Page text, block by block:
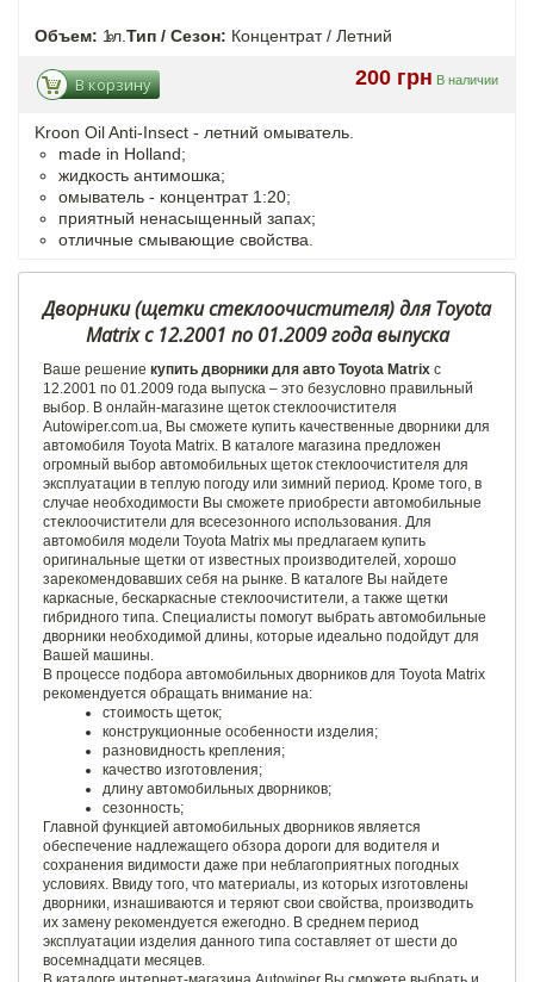
Объем: 1л. Тип / Сезон: Концентрат / Летний
200 грн В наличии
В корзину
Kroon Oil Anti-Insect - летний омыватель.
made in Holland;
жидкость антимошка;
омыватель - концентрат 1:20;
приятный ненасыщенный запах;
отличные смывающие свойства.
Дворники (щетки стеклоочистителя) для Toyota
Matrix c 12.2001 по 01.2009 года выпуска
Ваше решение купить дворники для авто Toyota Matrix c
12.2001 по 01.2009 года выпуска – это безусловно правильный
выбор. В онлайн-магазине щеток стеклоочистителя
Autowiper.com.ua, Вы сможете купить качественные дворники для
автомобиля Toyota Matrix. В каталоге магазина предложен
огромный выбор автомобильных щеток стеклоочистителя для
эксплуатации в теплую погоду или зимний период. Кроме того, в
случае необходимости Вы сможете приобрести автомобильные
стеклоочистители для всесезонного использования. Для
автомобиля модели Toyota Matrix мы предлагаем купить
оригинальные щетки от известных производителей, хорошо
зарекомендовавших себя на рынке. В каталоге Вы найдете
каркасные, бескаркасные стеклоочистители, а также щетки
гибридного типа. Специалисты помогут выбрать автомобильные
дворники необходимой длины, которые идеально подойдут для
Вашей машины.
В процессе подбора автомобильных дворников для Toyota Matrix
рекомендуется обращать внимание на:
стоимость щеток;
конструкционные особенности изделия;
разновидность крепления;
качество изготовления;
длину автомобильных дворников;
сезонность;
Главной функцией автомобильных дворников является
обеспечение надлежащего обзора дороги для водителя и
сохранения видимости даже при неблагоприятных погодных
условиях. Ввиду того, что материалы, из которых изготовлены
дворники, изнашиваются и теряют свои свойства, производить
их замену рекомендуется ежегодно. В среднем период
эксплуатации изделия данного типа составляет от шести до
восемнадцати месяцев.